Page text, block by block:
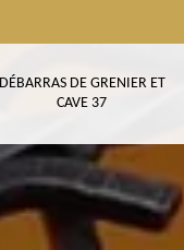
DÉBARRAS DE GRENIER ET
CAVE 37